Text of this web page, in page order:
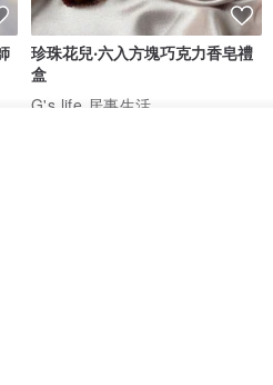
珍珠花兒‧六入方塊巧克力香皂禮
盒
G's life 居事生活